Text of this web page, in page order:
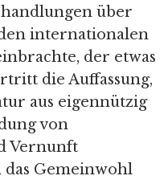
über
internationalen
der etwas
die Auffassung,
aus eigennützig
von
Vernunft
das Gemeinwohl